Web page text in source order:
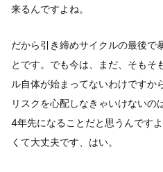
来るんですよね。
だから引き締めサイクルの最後で
とです。でも今は、まだ、そもそ
ル自体が始まってないわけですか
リスクを心配しなきゃいけない
4年先になることだと思うんです
くて大丈夫です、はい。